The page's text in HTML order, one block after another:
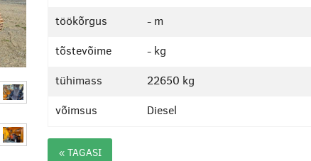
töökõrgus
- m
tõstevõime
- kg
tühimass
22650 kg
võimsus
Diesel
« TAGASI